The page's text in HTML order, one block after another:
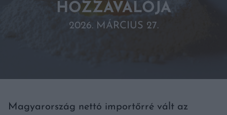
HOZZÁVALÓJA
2026. MÁRCIUS 27.
Magyarország nettó importőrré vált az